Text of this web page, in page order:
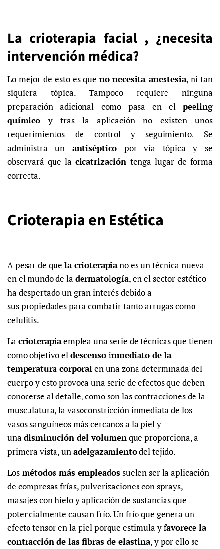
La crioterapia facial , ¿necesita
intervención médica?
Lo mejor de esto es queno necesita anestesia, ni tan
siquiera tópica. Tampoco requiere ninguna
preparación adicional como pasa en el peeling
químico y tras la aplicación no existen unos
requerimientos de control y seguimiento. Se
administra un antisépticopor vía tópica y se
observará que lacicatrización tenga lugar de forma
correcta.
Crioterapia en Estética
A pesar de que la crioterapiano es un técnica nueva
en el mundo de la dermatología, en el sector estético
ha despertado un gran interés debido a
suspropiedades para combatir tanto arrugas como
celulitis.
La crioterapiaemplea una serie de técnicas que tienen
como objetivo eldescenso inmediato de la
temperatura corporalen una zona determinada del
cuerpo y esto provoca una serie de efectos que deben
conocerse al detalle, como son las contracciones de la
musculatura,la vasoconstricción inmediata de los
vasos sanguíneos más cercanos a la piely
una disminución del volumenque proporciona, a
primera vista, unadelgazamientodel tejido.
Los métodos más empleadossuelen ser la aplicación
de compresas frías, pulverizaciones con sprays,
masajes con hielo y aplicación de sustancias que
potencialmente causan frío. Unfrío que genera un
efecto tensor en la pielporque estimula yfavorece la
contracción de las fibras de elastina, y por ello se